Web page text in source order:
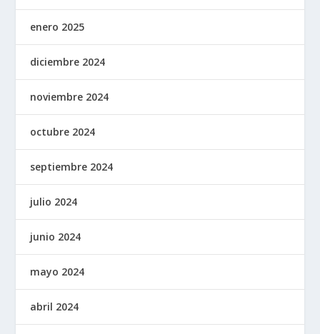
enero 2025
diciembre 2024
noviembre 2024
octubre 2024
septiembre 2024
julio 2024
junio 2024
mayo 2024
abril 2024